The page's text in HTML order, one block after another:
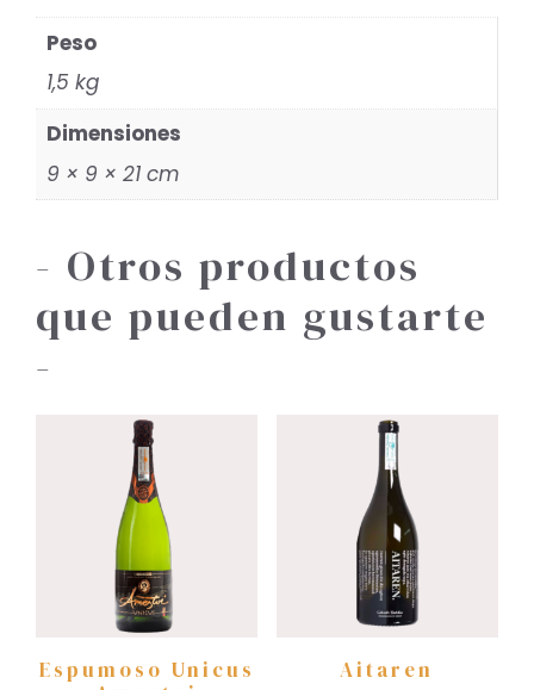
Peso
1,5 kg
Dimensiones
9 × 9 × 21 cm
- Otros productos
que pueden gustarte
-
Espumoso Unicus
Aitaren